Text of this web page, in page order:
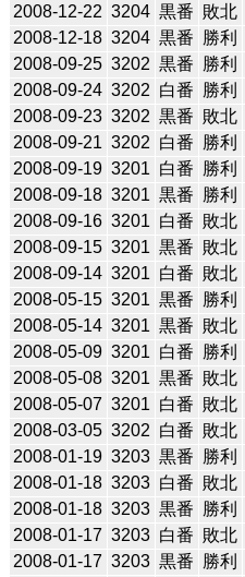
2008-12-22 3204 黒番 敗北
2008-12-18 3204 黒番 勝利
2008-09-25 3202 黒番 勝利
2008-09-24 3202 白番 勝利
2008-09-23 3202 黒番 敗北
2008-09-21 3202 白番 勝利
2008-09-19 3201 白番 勝利
2008-09-18 3201 黒番 勝利
2008-09-16 3201 白番 敗北
2008-09-15 3201 黒番 敗北
2008-09-14 3201 白番 敗北
2008-05-15 3201 黒番 勝利
2008-05-14 3201 黒番 敗北
2008-05-09 3201 白番 勝利
2008-05-08 3201 黒番 敗北
2008-05-07 3201 白番 敗北
2008-03-05 3202 白番 敗北
2008-01-19 3203 黒番 勝利
2008-01-18 3203 白番 敗北
2008-01-18 3203 黒番 勝利
2008-01-17 3203 白番 敗北
2008-01-17 3203 黒番 勝利